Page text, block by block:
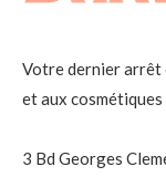
Votre dernier arrêt
et aux cosmétiques
3 Bd Georges